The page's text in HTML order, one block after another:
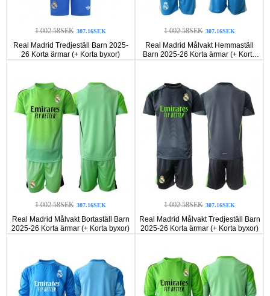
1 002.58SEK 307.16SEK
Real Madrid Tredjeställ Barn 2025-
26 Korta ärmar (+ Korta byxor)
1 002.58SEK 307.16SEK
Real Madrid Målvakt Hemmaställ
Barn 2025-26 Korta ärmar (+ Korta
byxor)
1 002.58SEK 307.16SEK
Real Madrid Målvakt Bortaställ Barn
2025-26 Korta ärmar (+ Korta byxor)
1 002.58SEK 307.16SEK
Real Madrid Målvakt Tredjeställ Barn
2025-26 Korta ärmar (+ Korta byxor)